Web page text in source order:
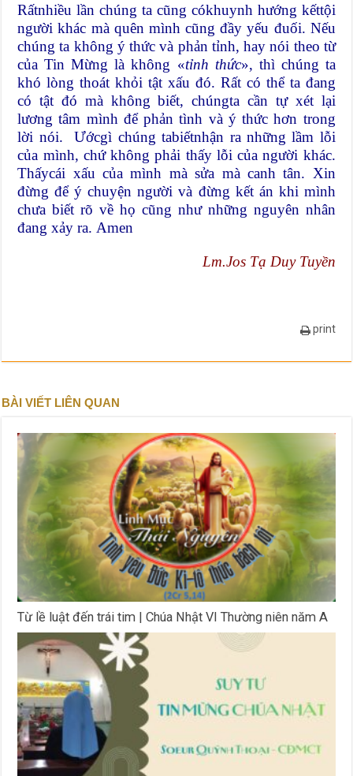
Rấtnhiều lần chúng ta cũng cókhuynh hướng kếttội
người khác mà quên mình cũng đầy yếu đuối. Nếu
chúng ta không ý thức và phản tỉnh, hay nói theo từ
của Tin Mừng là không «tỉnh thức», thì chúng ta
khó lòng thoát khỏi tật xấu đó. Rất có thể ta đang
có tật đó mà không biết, chúngta cần tự xét lại
lương tâm mình để phản tình và ý thức hơn trong
lời nói. Ướcgì chúng tabiếtnhận ra những lầm lỗi
của mình, chứ không phải thấy lỗi của người khác.
Thấycái xấu của mình mà sửa mà canh tân. Xin
đừng để ý chuyện người và đừng kết án khi mình
chưa biết rõ về họ cũng như những nguyên nhân
đang xảy ra. Amen
Lm.Jos Tạ Duy Tuyền
print
BÀI VIẾT LIÊN QUAN
Từ lề luật đến trái tim | Chúa Nhật VI Thường niên năm A